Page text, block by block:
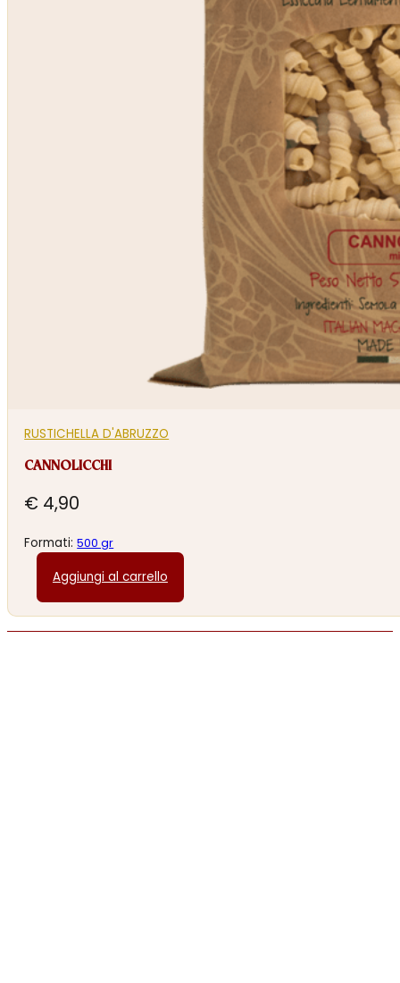
RUSTICHELLA D'ABRUZZO
CANNOLICCHI
€ 4,90
Formati:500 gr
Aggiungi al carrello